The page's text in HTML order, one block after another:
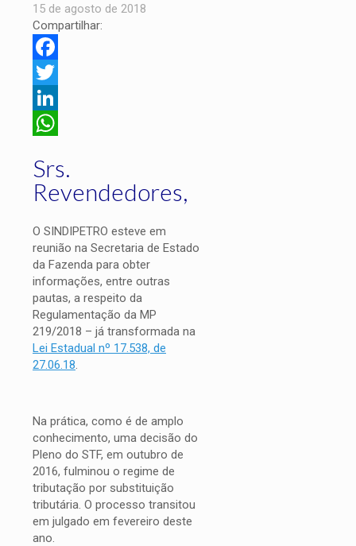
15 de agosto de 2018
Compartilhar:
Facebook
Twitter
LinkedIn
Srs.
Revendedores,
O SINDIPETRO esteve em
reunião na Secretaria de Estado
da Fazenda para obter
informações, entre outras
pautas, a respeito da
Regulamentação da MP
219/2018 – já transformada na
Lei Estadual nº 17.538, de
27.06.18
Na prática, como é de amplo
conhecimento, uma decisão do
Pleno do STF, em outubro de
2016, fulminou o regime de
tributação por substituição
tributária. O processo transitou
em julgado em fevereiro deste
ano.